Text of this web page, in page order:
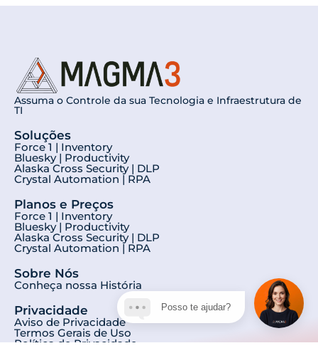
Assuma o Controle da sua Tecnologia e Infraestrutura de
TI
Soluções
Force 1 | Inventory
Bluesky | Productivity
Alaska Cross Security | DLP
Crystal Automation | RPA
Planos e Preços
Force 1 | Inventory
Bluesky | Productivity
Alaska Cross Security | DLP
Crystal Automation | RPA
Sobre Nós
Conheça nossa História
Privacidade
Aviso de Privacidade
Termos Gerais de Uso
Política de Privacidade
Posso te ajudar?